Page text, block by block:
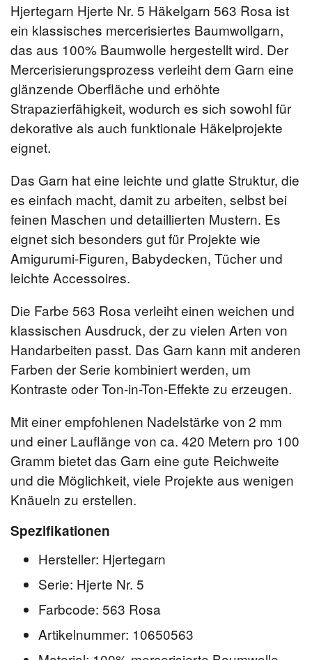
Hjertegarn Hjerte Nr. 5 Häkelgarn 563 Rosa ist
ein klassisches mercerisiertes Baumwollgarn,
das aus 100% Baumwolle hergestellt wird. Der
Mercerisierungsprozess verleiht dem Garn eine
glänzende Oberfläche und erhöhte
Strapazierfähigkeit, wodurch es sich sowohl für
dekorative als auch funktionale Häkelprojekte
eignet.
Das Garn hat eine leichte und glatte Struktur, die
es einfach macht, damit zu arbeiten, selbst bei
feinen Maschen und detaillierten Mustern. Es
eignet sich besonders gut für Projekte wie
Amigurumi-Figuren, Babydecken, Tücher und
leichte Accessoires.
Die Farbe 563 Rosa verleiht einen weichen und
klassischen Ausdruck, der zu vielen Arten von
Handarbeiten passt. Das Garn kann mit anderen
Farben der Serie kombiniert werden, um
Kontraste oder Ton-in-Ton-Effekte zu erzeugen.
Mit einer empfohlenen Nadelstärke von 2 mm
und einer Lauflänge von ca. 420 Metern pro 100
Gramm bietet das Garn eine gute Reichweite
und die Möglichkeit, viele Projekte aus wenigen
Knäueln zu erstellen.
Spezifikationen
Hersteller: Hjertegarn
Serie: Hjerte Nr. 5
Farbcode: 563 Rosa
Artikelnummer: 10650563